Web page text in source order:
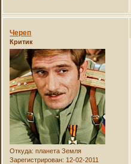
Череп
Критик
Откуда: планета Земля
Зарегистрирован: 12-02-2011